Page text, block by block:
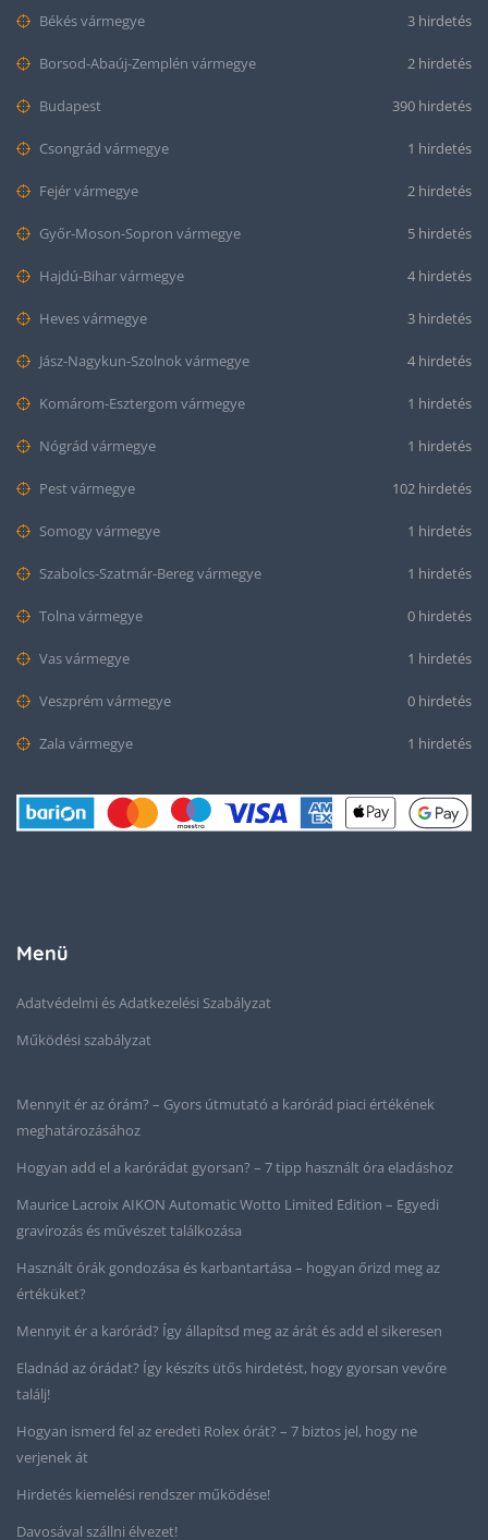
Békés vármegye 3 hirdetés
Borsod-Abaúj-Zemplén vármegye 2 hirdetés
Budapest 390 hirdetés
Csongrád vármegye 1 hirdetés
Fejér vármegye 2 hirdetés
Győr-Moson-Sopron vármegye 5 hirdetés
Hajdú-Bihar vármegye 4 hirdetés
Heves vármegye 3 hirdetés
Jász-Nagykun-Szolnok vármegye 4 hirdetés
Komárom-Esztergom vármegye 1 hirdetés
Nógrád vármegye 1 hirdetés
Pest vármegye 102 hirdetés
Somogy vármegye 1 hirdetés
Szabolcs-Szatmár-Bereg vármegye 1 hirdetés
Tolna vármegye 0 hirdetés
Vas vármegye 1 hirdetés
Veszprém vármegye 0 hirdetés
Zala vármegye 1 hirdetés
Menü
Adatvédelmi és Adatkezelési Szabályzat
Működési szabályzat
Mennyit ér az órám? – Gyors útmutató a karórád piaci értékének
meghatározásához
Hogyan add el a karórádat gyorsan? – 7 tipp használt óra eladáshoz
Maurice Lacroix AIKON Automatic Wotto Limited Edition – Egyedi
gravírozás és művészet találkozása
Használt órák gondozása és karbantartása – hogyan őrizd meg az
értéküket?
Mennyit ér a karórád? Így állapítsd meg az árát és add el sikeresen
Eladnád az órádat? Így készíts ütős hirdetést, hogy gyorsan vevőre
találj!
Hogyan ismerd fel az eredeti Rolex órát? – 7 biztos jel, hogy ne
verjenek át
Hirdetés kiemelési rendszer működése!
Davosával szállni élvezet!